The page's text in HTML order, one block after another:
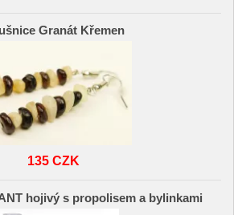
Granát Křemen
135 CZK
hojivý s propolisem a bylinkami